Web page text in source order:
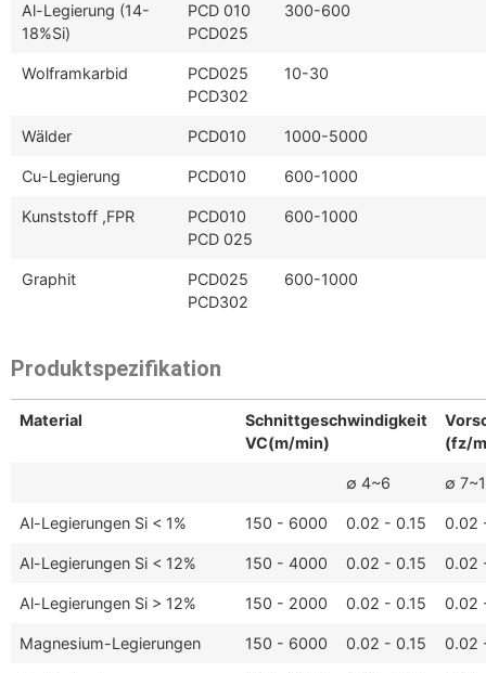
Al-Legierung (14-
18%Si)
PCD 010
PCD025
300-600
Wolframkarbid
PCD025
PCD302
10-30
Wälder PCD010 1000-5000
Cu-Legierung PCD010 600-1000
Kunststoff ,FPR
PCD010
PCD 025
600-1000
Graphit
PCD025
PCD302
600-1000
Produktspezifikation
Material
Schnittgeschwindigkeit
VC(m/min)
(fz/
∅ 4~6 ∅
Al-Legierungen Si < 1% 150 - 6000 0.02 - 0.15 0.02
Al-Legierungen Si < 12% 150 - 4000 0.02 - 0.15 0.02
Al-Legierungen Si > 12% 150 - 2000 0.02 - 0.15 0.02
Magnesium-Legierungen 150 - 6000 0.02 - 0.15 0.02